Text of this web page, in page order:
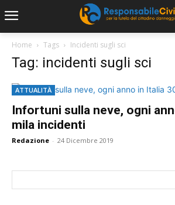
Home Tags Incidenti sugli sci
Tag: incidenti sugli sci
ATTUALITÀ
Infortuni sulla neve, ogni
mila incidenti
Redazione - 24 Dicembre 2019